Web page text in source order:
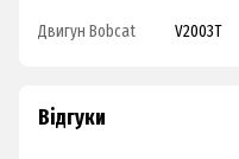
Двигун Bobcat V2003T
Відгуки